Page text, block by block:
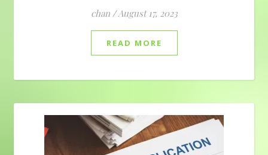
chan /August 17, 2023
READ MORE